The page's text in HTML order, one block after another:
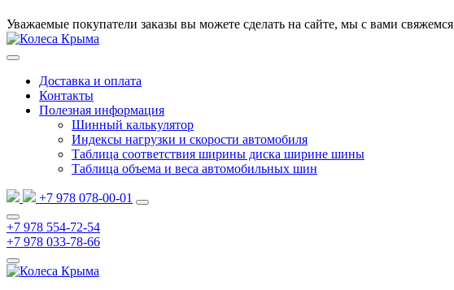
Уважаемые покупатели заказы вы можете сделать на сайте, мы с вами свяжемся
Доставка и оплата
Контакты
Полезная информация
Шинный калькулятор
Индексы нагрузки и скорости автомобиля
Таблица соответствия ширины диска ширине шины
Таблица объема и веса автомобильных шин
+7 978 078-00-01
+7 978 554-72-54
+7 978 033-78-66